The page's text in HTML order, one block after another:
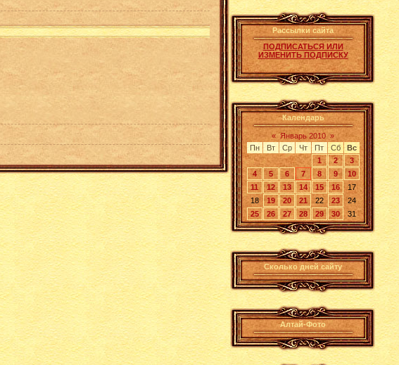
Рассылки сайта
ПОДПИСАТЬСЯ ИЛИ
ИЗМЕНИТЬ ПОДПИСКУ
Календарь
« Январь 2010 »
Пн
Вт Ср Чт Пт Сб
Вс
1
2
3
4
5 6 7 8 9
10
11
12 13 14 15 16
17
18
19 20 21 22 23
24
25
26 27 28 29 30 31
Сколько дней сайту
Алтай-Фото